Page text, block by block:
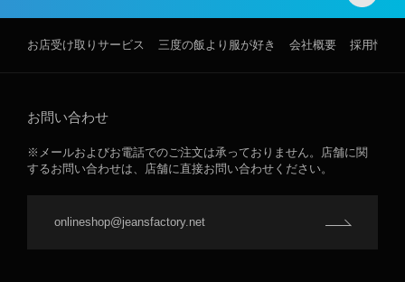
お店受け取りサービス 三度の飯より服が好き 会社概要 採用情報
お問い合わせ
※メールおよびお電話でのご注文は承っておりません。店舗に関
するお問い合わせは、店舗に直接お問い合わせください。
onlineshop@jeansfactory.net